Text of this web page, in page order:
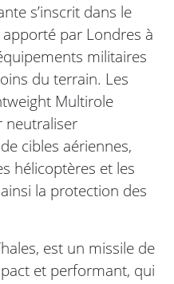
s’inscrit dans le
par Londres à
militaires
du terrain. Les
Multirole
neutraliser
cibles aériennes,
hélicoptères et les
la protection des
est un missile de
et performant, qui